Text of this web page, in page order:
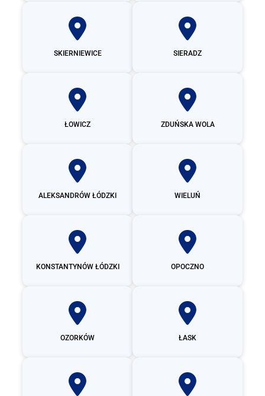
SKIERNIEWICE SIERADZ
ŁOWICZ ZDUŃSKA WOLA
ALEKSANDRÓW ŁÓDZKI WIELUŃ
KONSTANTYNÓW ŁÓDZKI OPOCZNO
OZORKÓW ŁASK